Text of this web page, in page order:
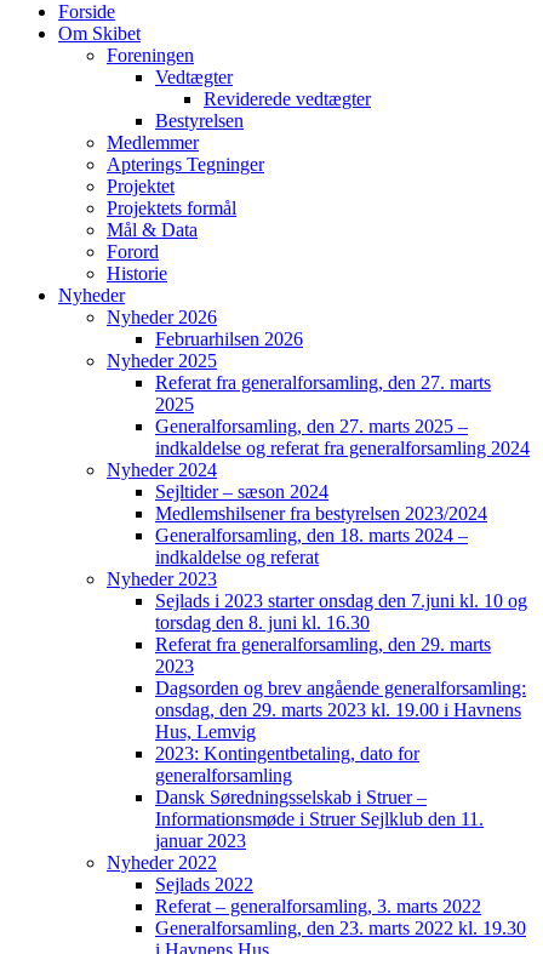
Forside
Om Skibet
Foreningen
Vedtægter
Reviderede vedtægter
Bestyrelsen
Medlemmer
Apterings Tegninger
Projektet
Projektets formål
Mål & Data
Forord
Historie
Nyheder
Nyheder 2026
Februarhilsen 2026
Nyheder 2025
Referat fra generalforsamling, den 27. marts
2025
Generalforsamling, den 27. marts 2025 –
indkaldelse og referat fra generalforsamling 2024
Nyheder 2024
Sejltider – sæson 2024
Medlemshilsener fra bestyrelsen 2023/2024
Generalforsamling, den 18. marts 2024 –
indkaldelse og referat
Nyheder 2023
Sejlads i 2023 starter onsdag den 7.juni kl. 10 og
torsdag den 8. juni kl. 16.30
Referat fra generalforsamling, den 29. marts
2023
Dagsorden og brev angående generalforsamling:
onsdag, den 29. marts 2023 kl. 19.00 i Havnens
Hus, Lemvig
2023: Kontingentbetaling, dato for
generalforsamling
Dansk Søredningsselskab i Struer –
Informationsmøde i Struer Sejlklub den 11.
januar 2023
Nyheder 2022
Sejlads 2022
Referat – generalforsamling, 3. marts 2022
Generalforsamling, den 23. marts 2022 kl. 19.30